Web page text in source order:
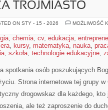
TRÓJMIASTO
ON STY - 15 - 2026
MOŻLIWOŚĆ
, chemia, cv, edukacja,
, kursy, matematyka, nauka,
, szkoła, technologie edukacyjne,
spotkania osób poszukujących
Strona internetowa tej grupy
drogowskaz dla każdego,
ale też zaproszenie do